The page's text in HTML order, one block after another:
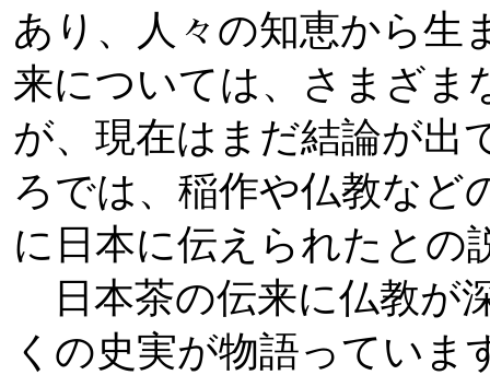
あり、人々の知恵から生
来については、さまざま
が、現在はまだ結論が出
ろでは、稲作や仏教など
に日本に伝えられたとの
日本茶の伝来に仏教が
くの史実が物語っていま